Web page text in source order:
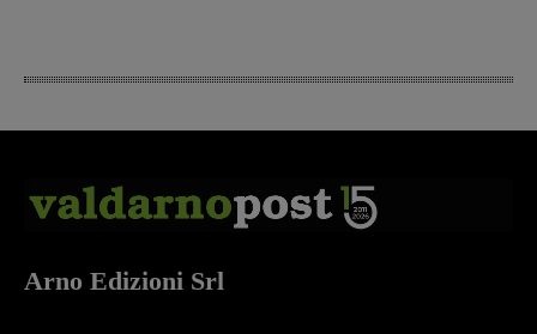
Arno Edizioni Srl